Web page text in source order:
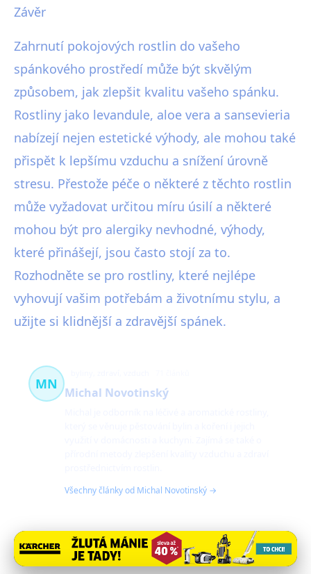
Závěr
Zahrnutí pokojových rostlin do vašeho
spánkového prostředí může být skvělým
způsobem, jak zlepšit kvalitu vašeho spánku.
Rostliny jako levandule, aloe vera a sansevieria
nabízejí nejen estetické výhody, ale mohou také
přispět k lepšímu vzduchu a snížení úrovně
stresu. Přestože péče o některé z těchto rostlin
může vyžadovat určitou míru úsilí a některé
mohou být pro alergiky nevhodné, výhody,
které přinášejí, jsou často stojí za to.
Rozhodněte se pro rostliny, které nejlépe
vyhovují vašim potřebám a životnímu stylu, a
užijte si klidnější a zdravější spánek.
MN
Michal Novotinský
Všechny články od Michal Novotinský →